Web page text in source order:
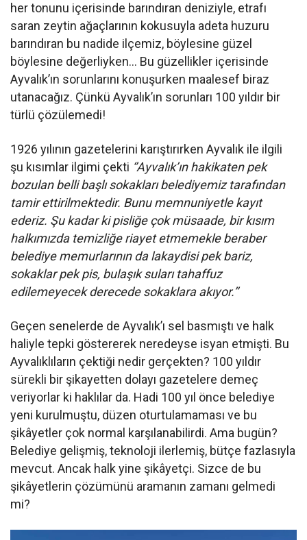
her tonunu içerisinde barındıran deniziyle, etrafı
saran zeytin ağaçlarının kokusuyla adeta huzuru
barındıran bu nadide ilçemiz, böylesine güzel
böylesine değerliyken… Bu güzellikler içerisinde
Ayvalık’ın sorunlarını konuşurken maalesef biraz
utanacağız. Çünkü Ayvalık’ın sorunları 100 yıldır bir
türlü çözülemedi!
1926 yılının gazetelerini karıştırırken Ayvalık ile ilgili
şu kısımlar ilgimi çekti ‘’Ayvalık’ın hakikaten pek
bozulan belli başlı sokakları belediyemiz tarafından
tamir ettirilmektedir. Bunu memnuniyetle kayıt
ederiz. Şu kadar ki pisliğe çok müsaade, bir kısım
halkımızda temizliğe riayet etmemekle beraber
belediye memurlarının da lakaydisi pek bariz,
sokaklar pek pis, bulaşık suları tahaffuz
edilemeyecek derecede sokaklara akıyor.’’
Geçen senelerde de Ayvalık’ı sel basmıştı ve halk
haliyle tepki göstererek neredeyse isyan etmişti. Bu
Ayvalıklıların çektiği nedir gerçekten? 100 yıldır
sürekli bir şikayetten dolayı gazetelere demeç
veriyorlar ki haklılar da. Hadi 100 yıl önce belediye
yeni kurulmuştu, düzen oturtulamaması ve bu
şikâyetler çok normal karşılanabilirdi. Ama bugün?
Belediye gelişmiş, teknoloji ilerlemiş, bütçe fazlasıyla
mevcut. Ancak halk yine şikâyetçi. Sizce de bu
şikâyetlerin çözümünü aramanın zamanı gelmedi
mi?